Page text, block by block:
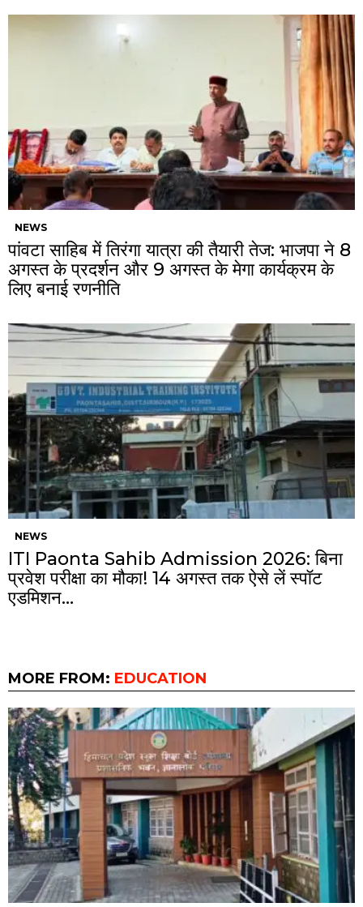
NEWS
पांवटा साहिब में तिरंगा यात्रा की तैयारी तेज: भाजपा ने 8
अगस्त के प्रदर्शन और 9 अगस्त के मेगा कार्यक्रम के
लिए बनाई रणनीति
NEWS
ITI Paonta Sahib Admission 2026: बिना
प्रवेश परीक्षा का मौका! 14 अगस्त तक ऐसे लें स्पॉट
एडमिशन…
MORE FROM: EDUCATION